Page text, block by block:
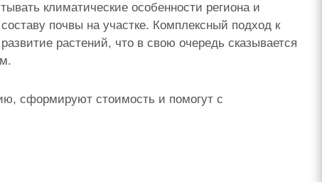
климатические особенности региона и
почвы на участке. Комплексный подход к
растений, что в свою очередь сказывается
сформируют стоимость и помогут с